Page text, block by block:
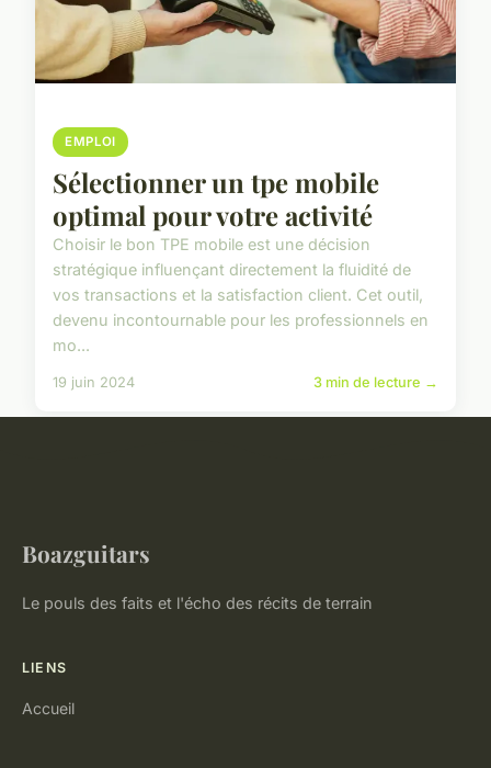
EMPLOI
Sélectionner un tpe mobile
optimal pour votre activité
Choisir le bon TPE mobile est une décision
stratégique influençant directement la fluidité de
vos transactions et la satisfaction client. Cet outil,
devenu incontournable pour les professionnels en
mo...
19 juin 2024 3 min de lecture →
Boazguitars
Le pouls des faits et l'écho des récits de terrain
LIENS
Accueil